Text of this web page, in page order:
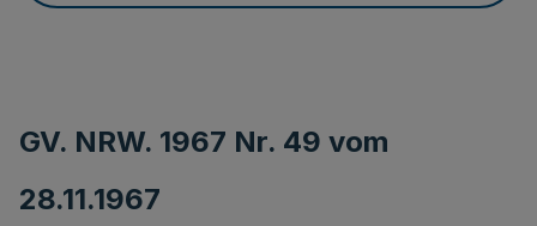
GV. NRW. 1967 Nr. 49 vom
28.11.1967